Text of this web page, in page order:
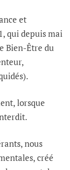
et
qui depuis mai
Bien-Être du
lorsque
nous
créé